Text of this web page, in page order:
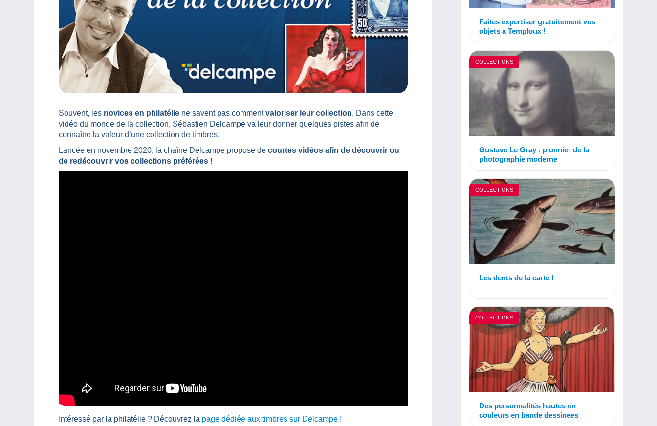
Souvent, les novices en philatélie ne savent pas commentvaloriser leur collection. Dans cette
vidéo du monde de la collection, Sébastien Delcampe va leur donner quelques pistes afin de
connaître la valeur d’une collection de timbres.
Lancée en novembre 2020, la chaîne Delcampe propose de courtes vidéos afin de découvrir ou
de redécouvrir vos collections préférées !
Intéressé par la philatélie ? Découvrez la page dédiée aux timbres sur Delcampe !
Faites expertiser gratuitement vos
objets à Temploux !
COLLECTIONS
Gustave Le Gray : pionnier de la
photographie moderne
COLLECTIONS
Les dents de la carte !
COLLECTIONS
Des personnalités hautes en
couleurs en bande dessinées